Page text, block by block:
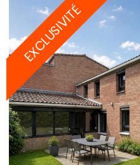
EXCLUSIVITÉ